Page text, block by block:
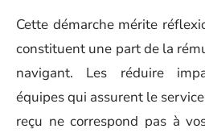
Cette démarche mérite
constituent une part de la
navigant. Les réduire
équipes qui assurent le
reçu ne correspond pas à